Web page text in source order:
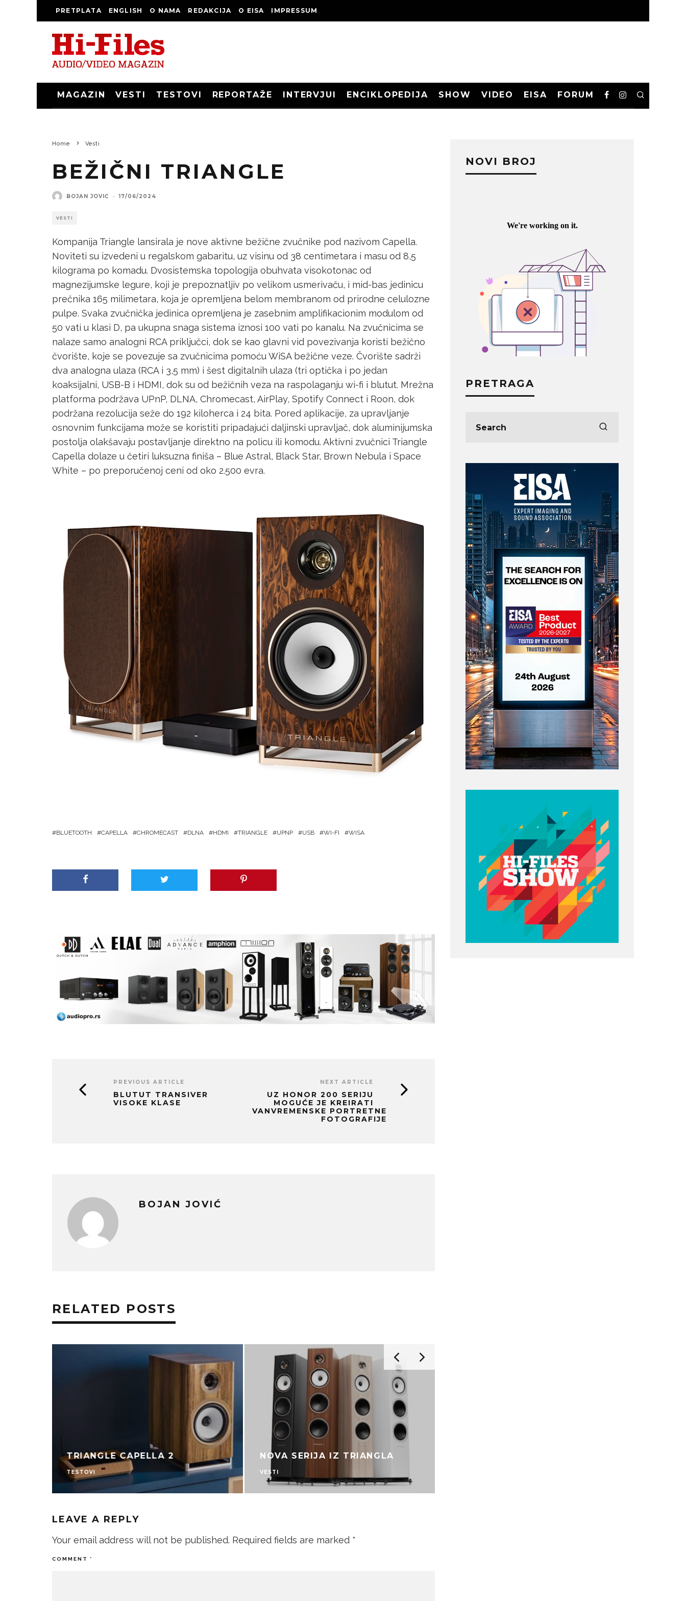
PRETPLATA ENGLISH O NAMA REDAKCIJA O EISA IMPRESSUM
MAGAZIN VESTI TESTOVI REPORTAŽE INTERVJUI ENCIKLOPEDIJA SHOW VIDEO EISA FORUM
Home Vesti
BEŽIČNI TRIANGLE
BOJAN JOVIĆ · 17/06/2024
VESTI
Kompanija Triangle lansirala je nove aktivne bežične zvučnike pod nazivom Capella.
Noviteti su izvedeni u regalskom gabaritu, uz visinu od 38 centimetara i masu od 8,5
kilograma po komadu. Dvosistemska topologija obuhvata visokotonac od
magnezijumske legure, koji je prepoznatljiv po velikom usmerivaču, i mid-bas jedinicu
prečnika 165 milimetara, koja je opremljena belom membranom od prirodne celulozne
pulpe. Svaka zvučnička jedinica opremljena je zasebnim amplifikacionim modulom od
50 vati u klasi D, pa ukupna snaga sistema iznosi 100 vati po kanalu. Na zvučnicima se
nalaze samo analogni RCA priključci, dok se kao glavni vid povezivanja koristi bežično
čvorište, koje se povezuje sa zvučnicima pomoću WiSA bežične veze. Čvorište sadrži
dva analogna ulaza (RCA i 3,5 mm) i šest digitalnih ulaza (tri optička i po jedan
koaksijalni, USB-B i HDMI, dok su od bežičnih veza na raspolaganju wi-fi i blutut. Mrežna
platforma podržava UPnP, DLNA, Chromecast, AirPlay, Spotify Connect i Roon, dok
podržana rezolucija seže do 192 kiloherca i 24 bita. Pored aplikacije, za upravljanje
osnovnim funkcijama može se koristiti pripadajući daljinski upravljač, dok aluminijumska
postolja olakšavaju postavljanje direktno na policu ili komodu. Aktivni zvučnici Triangle
Capella dolaze u četiri luksuzna finiša – Blue Astral, Black Star, Brown Nebula i Space
White – po preporučenoj ceni od oko 2.500 evra.
BLUETOOTH CAPELLA CHROMECAST DLNA HDMI TRIANGLE UPNP USB WI-FI WISA
PREVIOUS ARTICLE
BLUTUT TRANSIVER
VISOKE KLASE
NEXT ARTICLE
UZ HONOR 200 SERIJU
MOGUĆE JE KREIRATI
VANVREMENSKE PORTRETNE
FOTOGRAFIJE
BOJAN JOVIĆ
RELATED POSTS
TRIANGLE CAPELLA 2
TESTOVI
NOVA SERIJA IZ TRIANGLA
VESTI
LEAVE A REPLY
Your email address will not be published. Required fields are marked *
COMMENT *
NOVI BROJ
PRETRAGA